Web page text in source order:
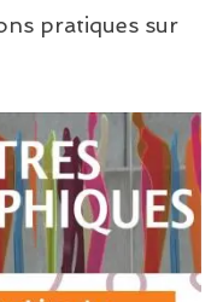
pratiques sur